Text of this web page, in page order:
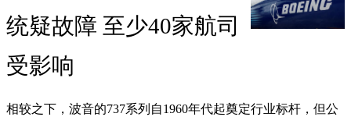
统疑故障 至少40家航司
受影响
相较之下，波音的737系列自1960年代起奠定行业标杆，但公